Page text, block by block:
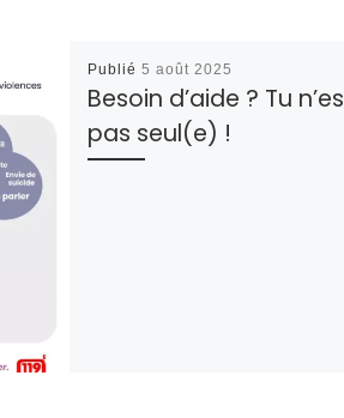
Publié 5 août 2025
Besoin d’aide ? Tu n’es
pas seul(e) !